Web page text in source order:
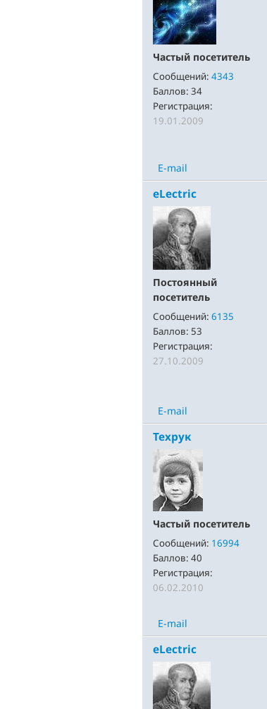
Частый посетитель
Сообщений: 4343
Баллов: 34
Регистрация:
19.01.2009
E-mail
eLectric
Постоянный
посетитель
Сообщений: 6135
Баллов: 53
Регистрация:
27.10.2009
E-mail
Техрук
Частый посетитель
Сообщений: 16994
Баллов: 40
Регистрация:
06.02.2010
E-mail
eLectric